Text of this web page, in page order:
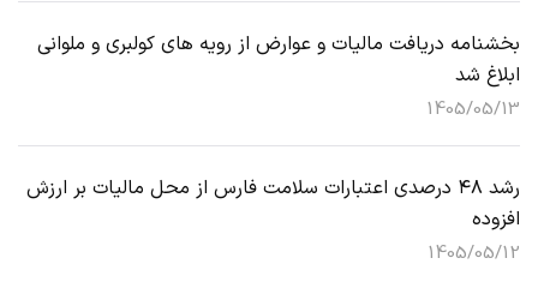
بخشنامه دریافت مالیات و عوارض از رویه های کولبری و ملوانی
ابلاغ شد
1405/05/13
رشد ۴۸ درصدی اعتبارات سلامت فارس از محل مالیات بر ارزش
افزوده
1405/05/12